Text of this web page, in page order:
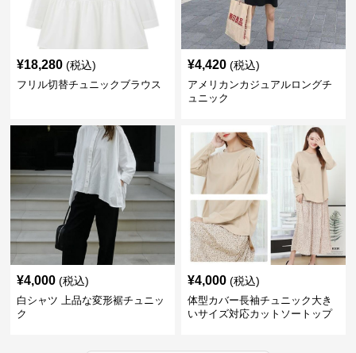
¥18,280 (税込)
フリル切替チュニックブラウス
¥4,420 (税込)
アメリカンカジュアルロングチ
ュニック
¥4,000 (税込)
白シャツ 上品な変形裾チュニッ
ク
¥4,000 (税込)
体型カバー長袖チュニック大き
いサイズ対応カットソートップ